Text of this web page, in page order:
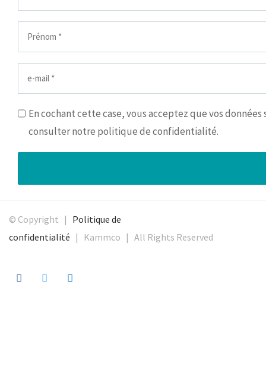
En cochant cette case, vous acceptez que vos
consulter notre politique de confidentialité.
© Copyright | Politique de
confidentialité | Kammco | All Rights Reserved